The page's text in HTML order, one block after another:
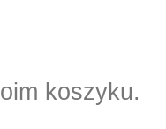
koszyku.